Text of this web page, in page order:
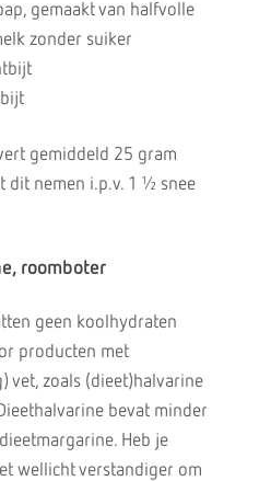
gemaakt van halfvolle
zonder suiker
gemiddeld 25 gram
dit nemen i.p.v. 1 ½ snee
roomboter
geen koolhydraten
producten met
vet, zoals (dieet)halvarine
bevat minder
Heb je
wellicht verstandiger om